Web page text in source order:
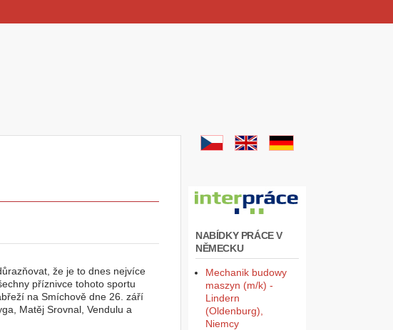
že je to dnes nejvíce
příznivce tohoto sportu
na Smíchově dne 26. září
Matěj Srovnal, Vendulu a
NABÍDKY PRÁCE V
NĚMECKU
Mechanik budowy
maszyn (m/k) -
Lindern
(Oldenburg),
Niemcy